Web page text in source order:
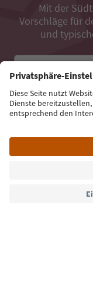
Mit der
Vorschläge für
und